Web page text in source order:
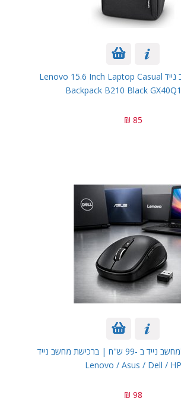
תיק גב למחשב נייד Lenovo 15.6 Inch Laptop Casual
Backpack B210 Black
85 ₪
עכבר אלחוטי למחשב נייד ב -99 ש"ח | ברכישת מחשב נייד
Lenovo / Asus / Dell / HP
98 ₪